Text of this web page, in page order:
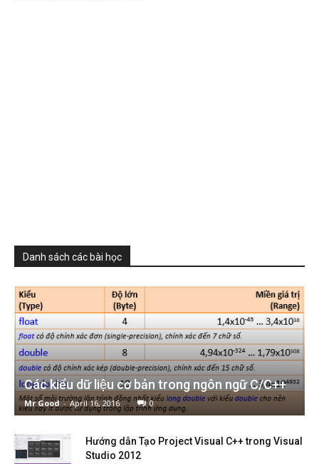
Danh sách các bài học
Các kiểu dữ liệu cơ bản trong ngôn ngữ C/C++
Mr Good - April 16, 2016 0
Hướng dẫn Tạo Project Visual C++ trong Visual
Studio 2012